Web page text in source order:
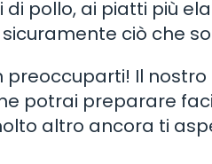
pollo, ai piatti più
ciò che
preoccuparti! Il
potrai preparare
altro ancora ti